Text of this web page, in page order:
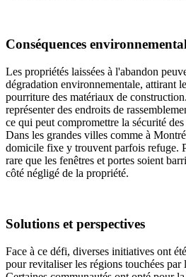
Conséquences
Les propriétés laissées à l'abandon
dégradation environnementale, attirant
pourriture des matériaux de
représenter des endroits de
ce qui peut compromettre la sécurité
Dans les grandes villes comme à
domicile fixe y trouvent parfois refuge.
rare que les fenêtres et portes soient
côté négligé de la propriété.
Solutions et perspectives
Face à ce défi, diverses initiatives ont
pour revitaliser les régions touchées par